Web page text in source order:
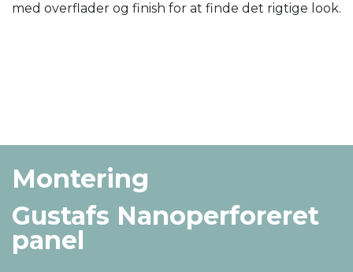
med overflader og finish for at finde det rigtige look.
Montering
Gustafs Nanoperforeret
panel